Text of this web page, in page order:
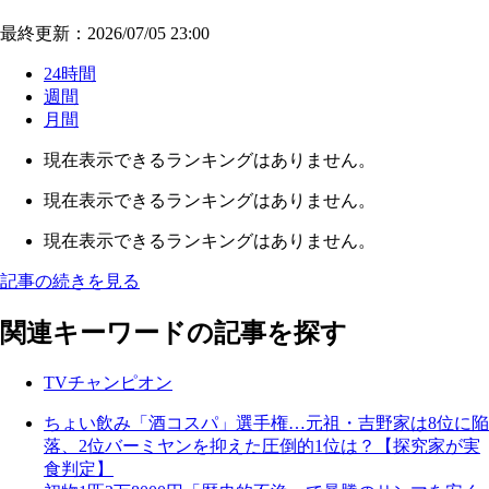
最終更新：2026/07/05 23:00
24時間
週間
月間
現在表示できるランキングはありません。
現在表示できるランキングはありません。
現在表示できるランキングはありません。
記事の続きを見る
関連キーワードの記事を探す
TVチャンピオン
ちょい飲み「酒コスパ」選手権…元祖・吉野家は8位に陥
落、2位バーミヤンを抑えた圧倒的1位は？【探究家が実
食判定】